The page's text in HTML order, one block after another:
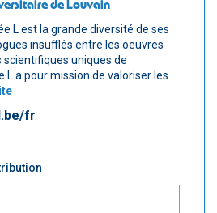
de Louvain
L est la grande diversité de ses
insufflés entre les oeuvres
uniques de
L a pour mission de valoriser les
fr